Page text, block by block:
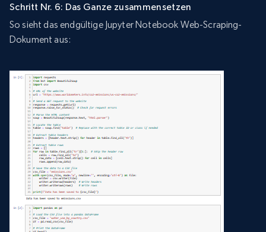
Schritt Nr. 6: Das Ganze zusammensetzen
So sieht das endgültige Jupyter Notebook Web-Scraping-
Dokument aus: